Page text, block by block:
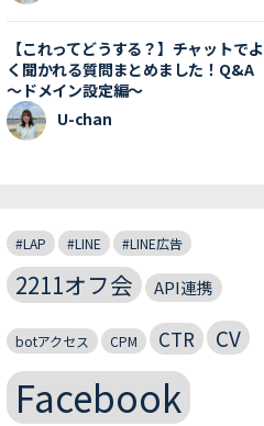
【これってどうする？】チャットでよ
く聞かれる質問まとめました！Q&A
〜ドメイン設定編〜
U-chan
#LAP #LINE #LINE広告
2211オフ会 API連携
botアクセス CPM CTR CV
Facebook